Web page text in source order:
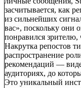
засчитывается, как
из сильнейших
вас», поскольку они
понравился зрителю,
Накрутка репостов
распространение
рекомендаций —
аудиториях, до
Это уникальный